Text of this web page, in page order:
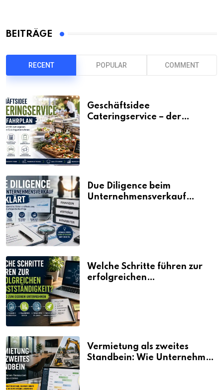
BEITRÄGE
RECENT POPULAR COMMENT
Geschäftsidee
Cateringservice – der
Due Diligence beim
Unternehmensverkauf
Welche Schritte führen zur
erfolgreichen
Vermietung als zweites
Standbein: Wie Unternehmen